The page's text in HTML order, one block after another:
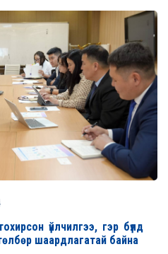
үйлчилгээ, гэр бүлд
шаардлагатай байна